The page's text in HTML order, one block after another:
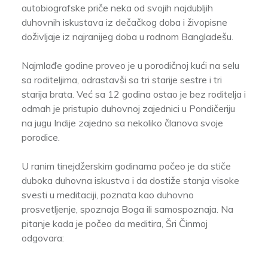
autobiografske priče neka od svojih najdubljih
duhovnih iskustava iz dečačkog doba i živopisne
doživljaje iz najranijeg doba u rodnom Bangladešu.
Najmlađe godine proveo je u porodičnoj kući na selu
sa roditeljima, odrastavši sa tri starije sestre i tri
starija brata. Već sa 12 godina ostao je bez roditelja i
odmah je pristupio duhovnoj zajednici u Pondičeriju
na jugu Indije zajedno sa nekoliko članova svoje
porodice.
U ranim tinejdžerskim godinama počeo je da stiče
duboka duhovna iskustva i da dostiže stanja visoke
svesti u meditaciji, poznata kao duhovno
prosvetljenje, spoznaja Boga ili samospoznaja. Na
pitanje kada je počeo da meditira, Šri Činmoj
odgovara: